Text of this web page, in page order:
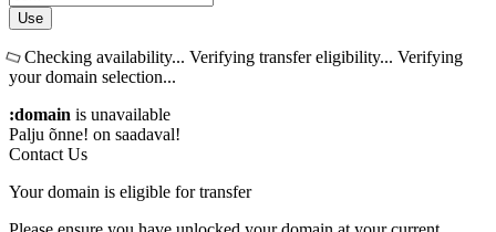
Use
Checking availability... Verifying transfer eligibility... Verifying
your domain selection...
:domain is unavailable
Palju õnne! on saadaval!
Contact Us
Your domain is eligible for transfer